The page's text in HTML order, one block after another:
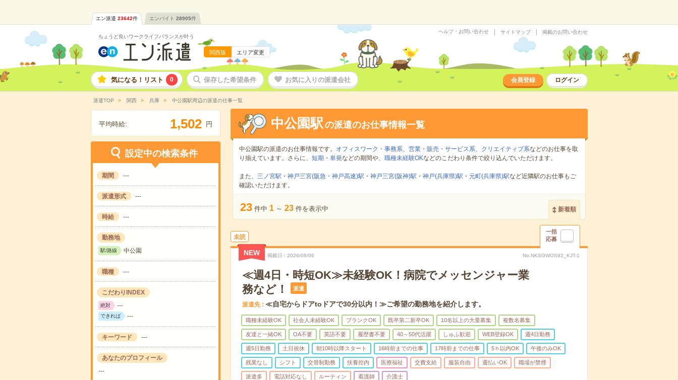
エン派遣 23642件 エンバイト 28905件
ちょうど良いワークライフバランスが叶う
関西版 エリア変更
ヘルプ・お問い合わせ サイトマップ 掲載のお問い合わせ
気になる！リスト 0 保存した希望条件 お気に入りの派遣会社 会員登録 ログイン
派遣TOP 関西 兵庫 中公園駅周辺の派遣の仕事一覧
平均時給: 1,502 円
設定中の検索条件
期間 ---
派遣形式 ---
時給 ---
勤務地
駅/路線 中公園
職種 ---
こだわりINDEX
絶対 ---
できれば ---
キーワード ---
あなたのプロフィール
---
中公園駅の派遣のお仕事情報一覧
中公園駅の派遣のお仕事情報です。 オフィスワーク・事務系、 営業・販売・サービス系、 クリエイティブ系などのお仕事を取
り揃えています。さらに、 短期 ・ 単発などの期間や、 職種未経験OKなどのこだわり条件で絞り込んでいただけます。
また、 三ノ宮駅 ・ 神戸三宮(阪急・神戸高速)駅 ・ 神戸三宮(阪神)駅 ・ 神戸(兵庫県)駅 ・ 元町(兵庫県)駅など近隣駅のお仕事もご
確認いただけます。
23 件中 1 ～ 23 件を表示中 新着順
未読
一括
応募
NEW 掲載日 2026/08/06 No.NKSGWOS92_KJT-1
≪週4日・時短OK≫未経験OK！病院でメッセンジャー業
務など！
派遣
派遣先 ≪自宅からドアtoドアで30分以内！≫ご希望の勤務地を紹介します。
職種未経験OK 社会人未経験OK ブランクOK 既卒第二新卒OK 10名以上の大量募集 複数名募集
友達と一緒OK OA不要 英語不要 履歴書不要 40～50代活躍 しゅふ歓迎 WEB登録OK 週4日勤務
週5日勤務 土日祝休 朝10時以降スタート 16時前までの仕事 17時前までの仕事 5ｈ以内OK 午後のみOK
残業なし シフト 交替制勤務 扶養控内 医療福祉 交費支給 服装自由 週払いOK 職場が禁煙
派遣多 電話対応なし ルーティン 看護師 介護士